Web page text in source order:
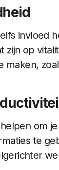
invloed
zijn op
maken,
om
te